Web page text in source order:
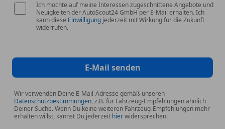
Ich möchte auf meine Interessen zugeschnittene Angebote und
Neuigkeiten der AutoScout24 GmbH per E-Mail erhalten. Ich
kann diese Einwilligung jederzeit mit Wirkung für die Zukunft
widerrufen.
E-Mail senden
Wir verwenden Deine E-Mail-Adresse gemäß unseren
Datenschutzbestimmungen, z.B. für Fahrzeug-Empfehlungen ähnlich
Deiner Suche. Wenn Du keine weiteren Fahrzeug-Empfehlungen mehr
erhalten willst, kannst Du jederzeit hierwidersprechen.